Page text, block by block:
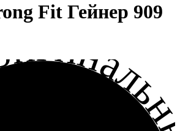
Fit Гейнер 909